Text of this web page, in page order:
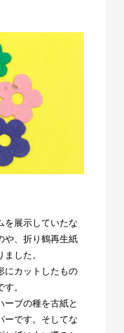
を展示していたな
や、折り鶴再生紙
した。
にカットしたもの
。
ーブの種を古紙と
ーです。そしてな